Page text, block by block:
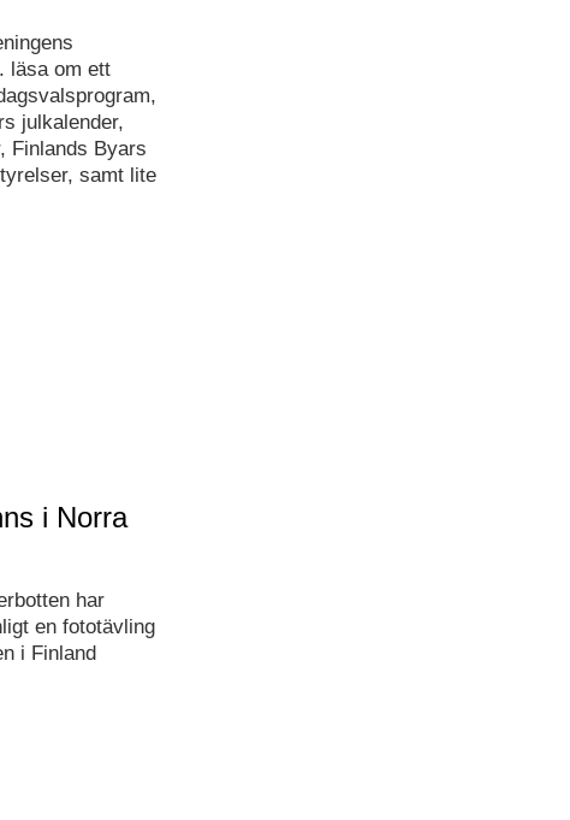
läsa om ett
julkalender,
Finlands Byars
samt lite
i Norra
har
en fototävling
i Finland